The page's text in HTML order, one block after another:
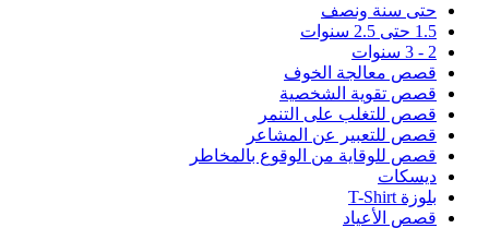
حتى سنة ونصف
1.5 حتى 2.5 سنوات
2 - 3 سنوات
قصص معالجة الخوف
قصص تقوية الشخصية
قصص للتغلب على التنمر
قصص للتعبير عن المشاعر
قصص للوقاية من الوقوع بالمخاطر
ديسكات
بلوزة T-Shirt
قصص الأعياد